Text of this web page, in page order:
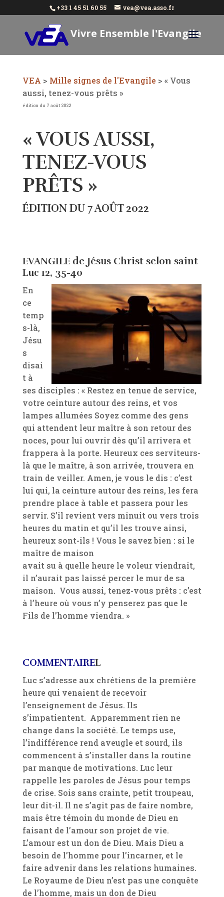
+33 1 45 51 60 55 vea@vea.asso.fr
Vivre Ensemble l'Evangile
VEA > Mille signes de l'Evangile > « Vous
aussi, tenez-vous prêts »
édition du 7 août 2022
« VOUS AUSSI,
TENEZ-VOUS
PRÊTS »
ÉDITION DU 7 AOÛT 2022
EVANGILE de Jésus Christ selon saint
Luc 12, 35-40
En
ce
temp
s-là,
Jésu
s
disai
t à
ses disciples : « Restez en tenue de service,
votre ceinture autour des reins, et vos
lampes allumées Soyez comme des gens
qui attendent leur maître à son retour des
noces, pour lui ouvrir dès qu’il arrivera et
frappera à la porte. Heureux ces serviteurs-
là que le maître, à son arrivée, trouvera en
train de veiller. Amen, je vous le dis : c’est
lui qui, la ceinture autour des reins, les fera
prendre place à table et passera pour les
servir. S’il revient vers minuit ou vers trois
heures du matin et qu’il les trouve ainsi,
heureux sont-ils ! Vous le savez bien : si le
maître de maison
avait su à quelle heure le voleur viendrait,
il n’aurait pas laissé percer le mur de sa
maison. Vous aussi, tenez-vous prêts : c’est
à l’heure où vous n’y penserez pas que le
Fils de l’homme viendra. »
COMMENTAIREL
Luc s’adresse aux chrétiens de la première
heure qui venaient de recevoir
l’enseignement de Jésus. Ils
s’impatientent. Apparemment rien ne
change dans la société. Le temps use,
l’indifférence rend aveugle et sourd, ils
commencent à s’installer dans la routine
par manque de motivations. Luc leur
rappelle les paroles de Jésus pour temps
de crise. Sois sans crainte, petit troupeau,
leur dit-il. Il ne s’agit pas de faire nombre,
mais être témoin du monde de Dieu en
faisant de l’amour son projet de vie.
L’amour est un don de Dieu. Mais Dieu a
besoin de l’homme pour l’incarner, et le
faire advenir dans les relations humaines.
Le Royaume de Dieu n’est pas une conquête
de l’homme, mais un don de Dieu